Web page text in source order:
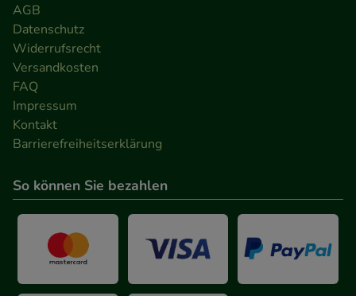
AGB
Datenschutz
Widerrufsrecht
Versandkosten
FAQ
Impressum
Kontakt
Barrierefreiheitserklärung
So können Sie bezahlen